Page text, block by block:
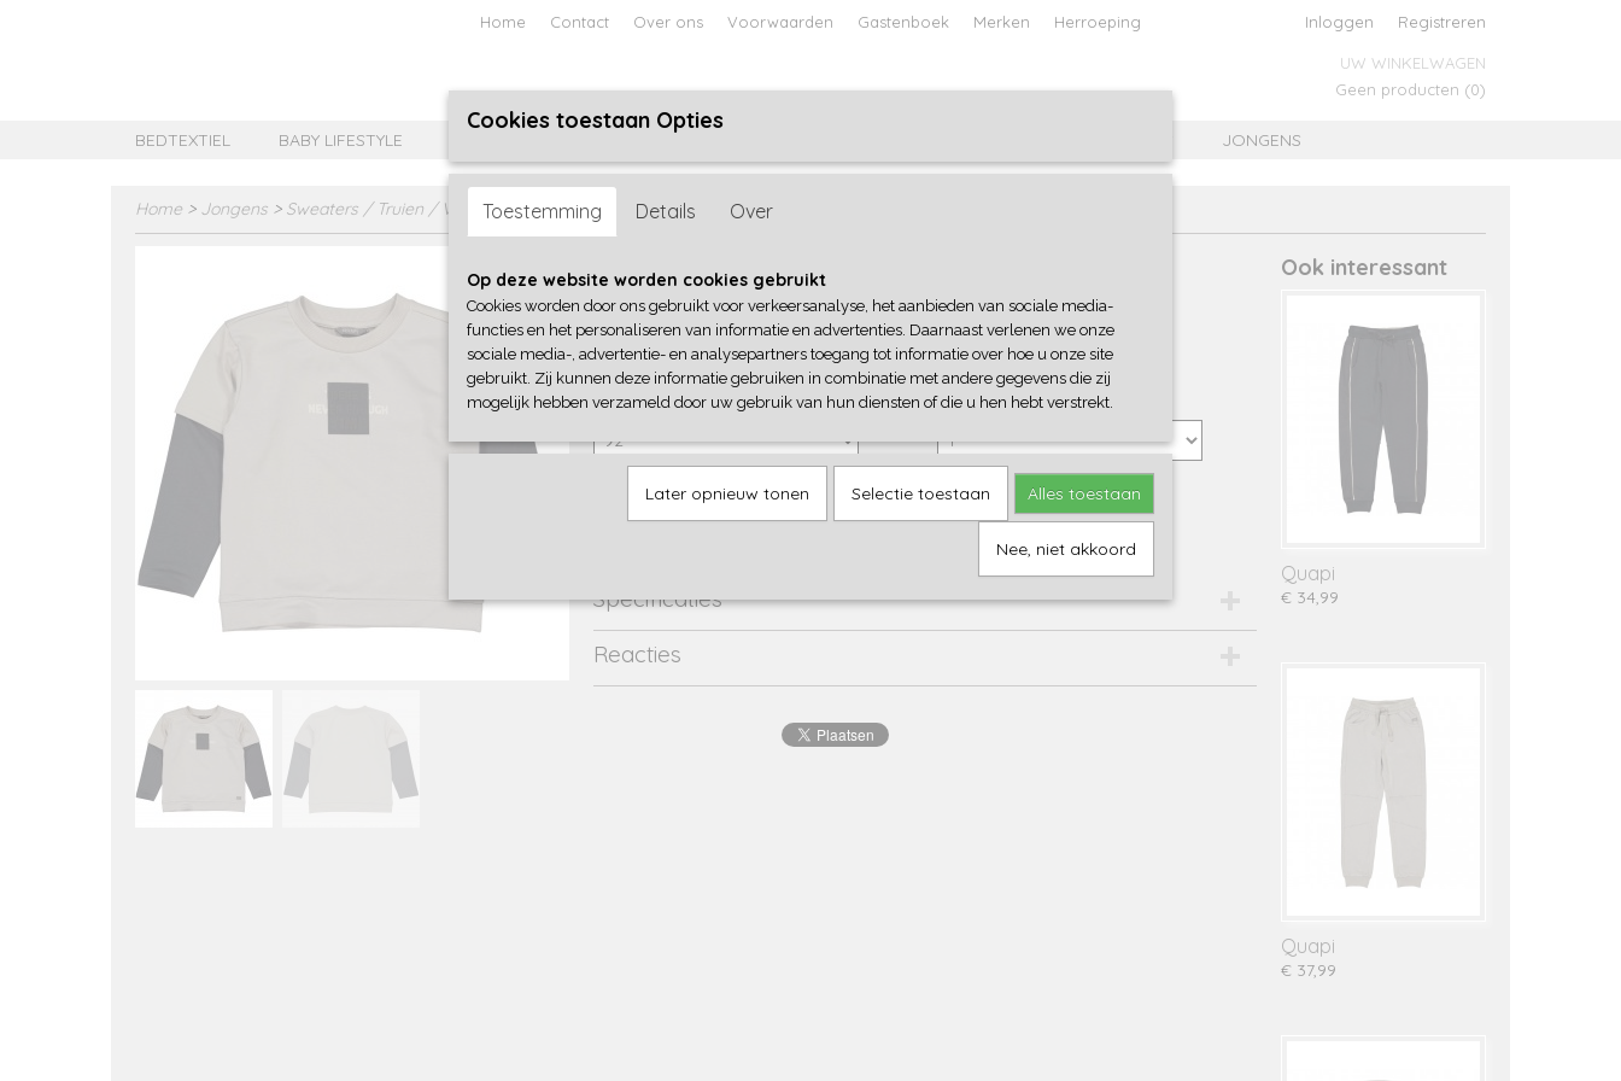
Home Contact Over ons Voorwaarden Gastenboek Merken Herroeping Inloggen Registreren
UW WINKELWAGEN
Geen producten (0)
BEDTEXTIEL BABY LIFESTYLE JONGENS BABY JONGENS
Home > Jongens > Sweaters / Truien / Vesten>Quapi
Quapi
€ 27,99 (inclusief btw 21%)
✓Op voorraad
Quapi Aantal
IN WINKELWAGEN
Specificaties
Productcode leverancier
Reacties
Ook interessant
Quapi
€ 34,99
Quapi
€ 37,99
Cookies toestaan Opties
Toestemming Details Over
Op deze website worden cookies gebruikt
Cookies worden door ons gebruikt voor verkeersanalyse, het aanbieden van sociale media-
functies en het personaliseren van informatie en advertenties. Daarnaast verlenen we onze
sociale media-, advertentie- en analysepartners toegang tot informatie over hoe u onze site
gebruikt. Zij kunnen deze informatie gebruiken in combinatie met andere gegevens die zij
mogelijk hebben verzameld door uw gebruik van hun diensten of die u hen hebt verstrekt.
Later opnieuw tonen Selectie toestaan Alles toestaan
Nee, niet akkoord